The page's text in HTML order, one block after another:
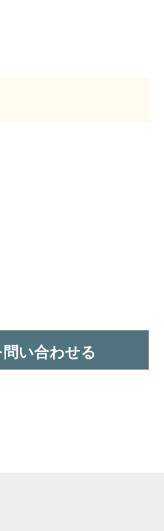
い合わせる